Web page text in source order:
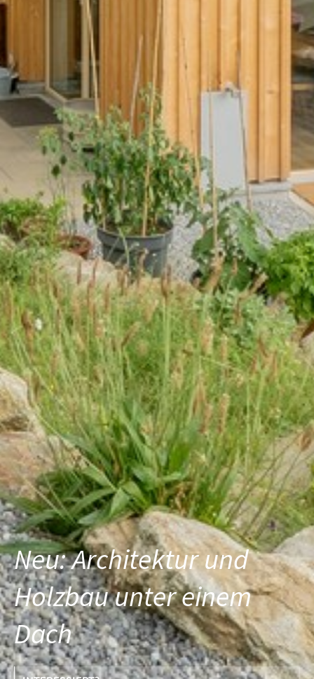
Neu: Architektur und
Holzbau unter einem
Dach